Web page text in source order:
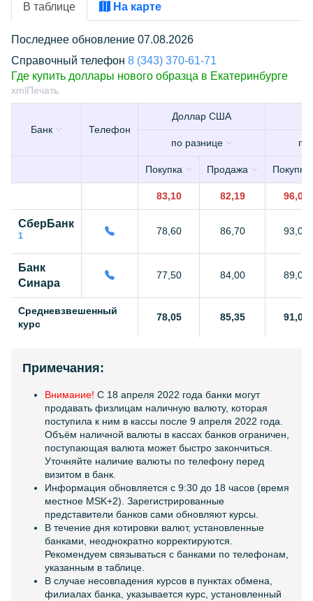
В таблице На карте
Последнее обновление 07.08.2026
Справочный телефон 8 (343) 370-61-71
Где купить доллары нового образца в Екатеринбурге
xmlПечать
Банк Телефон
Доллар США
по разнице по
Покупка Продажа Покупка
83,10 82,19 96,00
СберБанк
1 78,60 86,70 93,00
Банк
Синара
77,50 84,00 89,00
Средневзвешенный
курс
78,05 85,35 91,00
Примечания:
Внимание! C 18 апреля 2022 года банки могут
продавать физлицам наличную валюту, которая
поступила к ним в кассы после 9 апреля 2022 года.
Объём наличной валюты в кассах банков ограничен,
поступающая валюта может быстро закончиться.
Уточняйте наличие валюты по телефону перед
визитом в банк.
Информация обновляется с 9:30 до 18 часов (время
местное MSK+2). Зарегистрированные
представители банков сами обновляют курсы.
В течение дня котировки валют, установленные
банками, неоднократно корректируются.
Рекомендуем связываться с банками по телефонам,
указанным в таблице.
В случае несовпадения курсов в пунктах обмена,
филиалах банка, указывается курс, установленный